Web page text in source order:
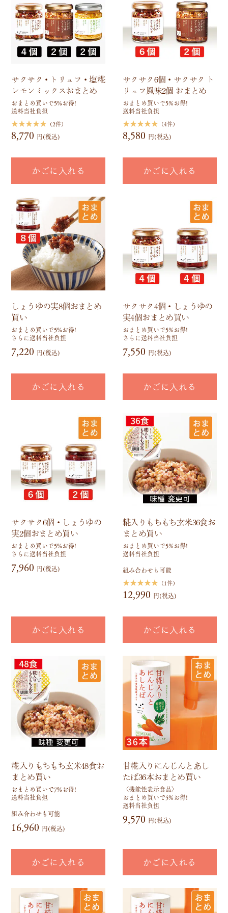
サクサク・トリュフ・塩糀
レモンミックスおまとめ
おまとめ買いで5%お得!
送料当社負担
★★★★★ （2件）
8,770 円(税込)
かごに入れる
サクサク6個・サクサク ト
リュフ風味2個 おまとめ
おまとめ買いで5%お得!
送料当社負担
★★★★★（4件）
8,580 円(税込)
かごに入れる
しょうゆの実8個おまとめ
買い
おまとめ買いで5%お得!
さらに送料当社負担
7,220 円(税込)
かごに入れる
サクサク4個・しょうゆの
実4個おまとめ買い
おまとめ買いで5%お得!
さらに送料当社負担
7,550 円(税込)
かごに入れる
サクサク6個・しょうゆの
実2個おまとめ買い
おまとめ買いで5%お得!
さらに送料当社負担
7,960 円(税込)
かごに入れる
糀入りもちもち玄米36食お
まとめ買い
おまとめ買いで5%お得!
送料当社負担
組み合わせも可能
★★★★★（1件）
12,990 円(税込)
かごに入れる
糀入りもちもち玄米48食お
まとめ買い
おまとめ買いで7%お得!
送料当社負担
組み合わせも可能
16,960 円(税込)
かごに入れる
甘糀入りにんじんとあし
たば36本おまとめ買い
〈機能性表示食品〉
おまとめ買いで5%お得!
送料当社負担
9,570 円(税込)
かごに入れる